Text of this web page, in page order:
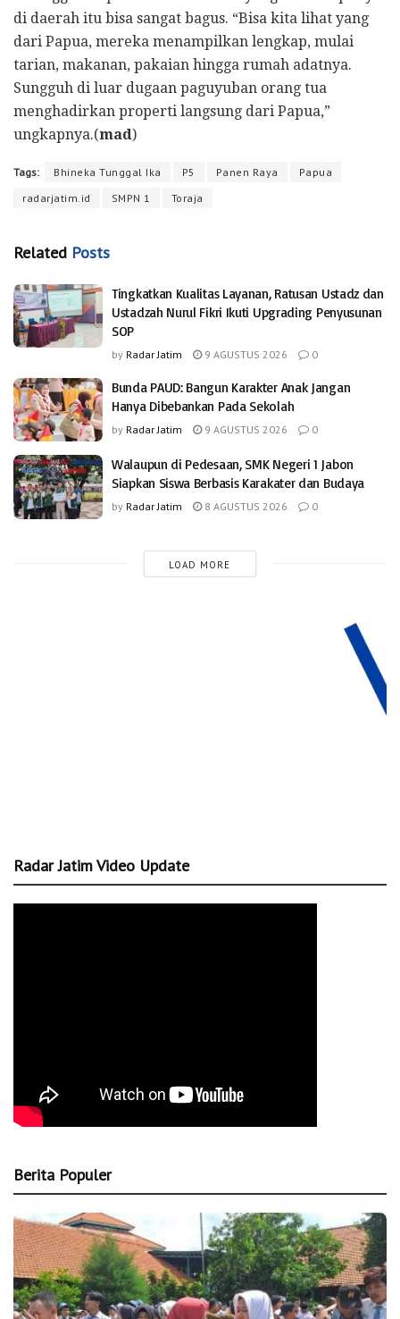
di daerah itu bisa sangat bagus. “Bisa kita lihat yang
dari Papua, mereka menampilkan lengkap, mulai
tarian, makanan, pakaian hingga rumah adatnya.
Sungguh di luar dugaan paguyuban orang tua
menghadirkan properti langsung dari Papua,”
ungkapnya.(mad)
Tags: Bhineka Tunggal Ika P5 Panen Raya
Papua
radarjatim.id
SMPN 1 Toraja
Related Posts
Tingkatkan Kualitas Layanan, Ratusan Ustadz dan
Ustadzah Nurul Fikri Ikuti Upgrading Penyusunan
SOP
by Radar Jatim 9 AGUSTUS 2026 0
Bunda PAUD: Bangun Karakter Anak Jangan
Hanya Dibebankan Pada Sekolah
by Radar Jatim 9 AGUSTUS 2026 0
Walaupun di Pedesaan, SMK Negeri 1 Jabon
Siapkan Siswa Berbasis Karakater dan Budaya
by Radar Jatim 8 AGUSTUS 2026 0
LOAD MORE
Radar Jatim Video Update
Berita Populer